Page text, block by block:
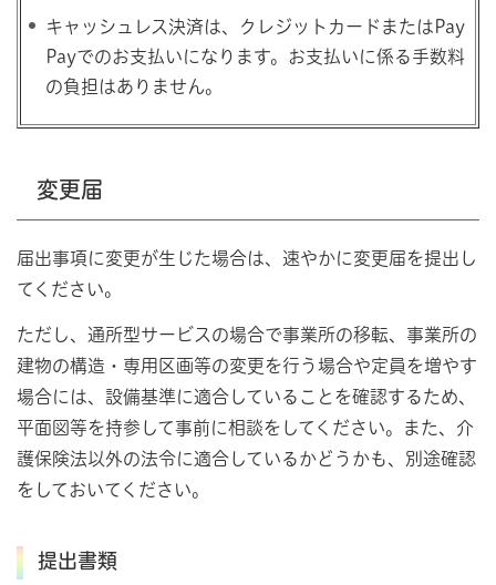
キャッシュレス決済は、クレジットカードまたはPay
Payでのお支払いになります。お支払いに係る手数料
の負担はありません。
変更届
届出事項に変更が生じた場合は、速やかに変更届を提出し
てください。
ただし、通所型サービスの場合で事業所の移転、事業所の
建物の構造・専用区画等の変更を行う場合や定員を増やす
場合には、設備基準に適合していることを確認するため、
平面図等を持参して事前に相談をしてください。また、介
護保険法以外の法令に適合しているかどうかも、別途確認
をしておいてください。
提出書類